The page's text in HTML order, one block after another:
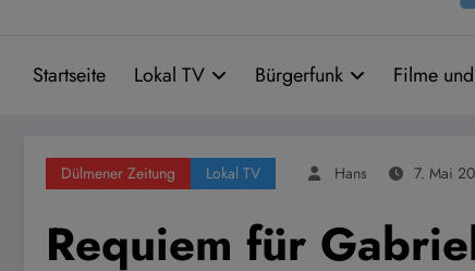
Startseite Lokal TV Bürgerfunk Filme
Dülmener Zeitung Lokal TV Hans 7. Mai
Requiem für